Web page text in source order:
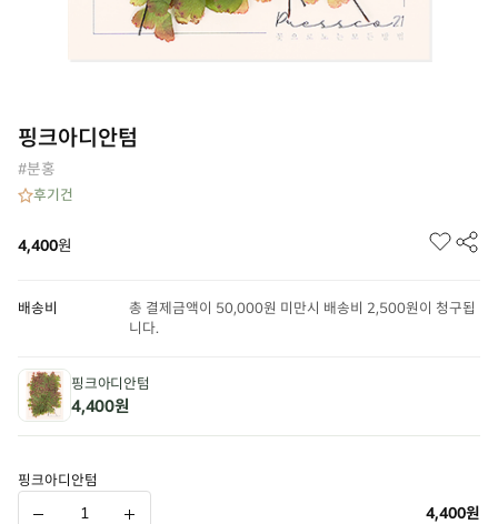
핑크아디안텀
#분홍
후기건
4,400원
배송비
총 결제금액이 50,000원 미만시 배송비 2,500원이 청구됩
니다.
핑크아디안텀
4,400원
핑크아디안텀
4,400원